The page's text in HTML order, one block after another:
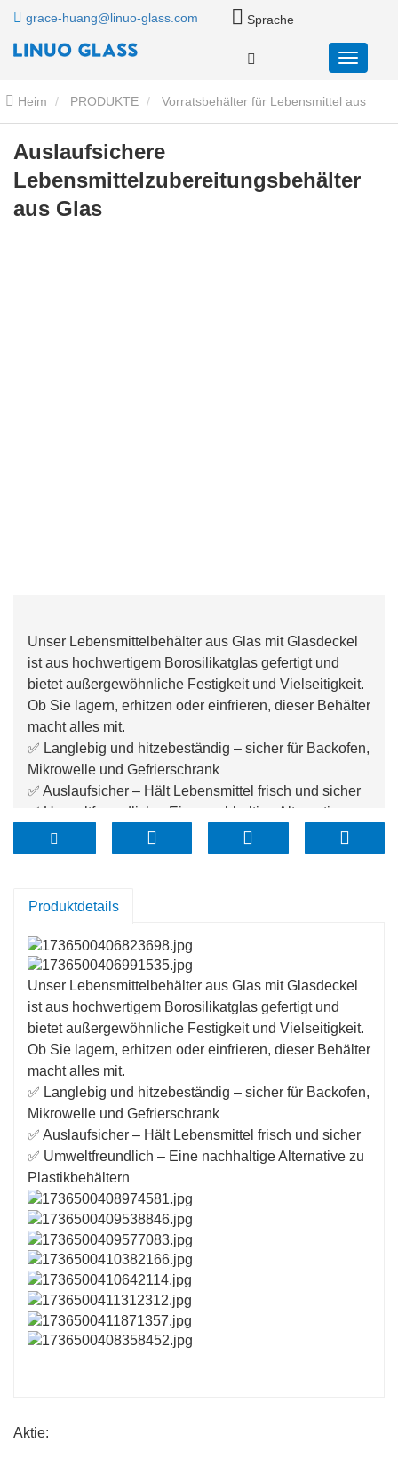
grace-huang@linuo-glass.com Sprache
Heim PRODUKTE Vorratsbehälter für Lebensmittel aus
Glas Frischhaltedosen aus Glas mit Glasdeckel
Auslaufsichere Lebensmittelzubereitungsbehälter aus Glas
Auslaufsichere
Lebensmittelzubereitungsbehälter
aus Glas
Unser Lebensmittelbehälter aus Glas mit Glasdeckel
ist aus hochwertigem Borosilikatglas gefertigt und
bietet außergewöhnliche Festigkeit und Vielseitigkeit.
Ob Sie lagern, erhitzen oder einfrieren, dieser Behälter
macht alles mit.
✅ Langlebig und hitzebeständig – sicher für Backofen,
Mikrowelle und Gefrierschrank
✅ Auslaufsicher – Hält Lebensmittel frisch und sicher
✅ Umweltfreundlich – Eine nachhaltige Alternative zu
Plastikbehältern
Produktdetails
Unser Lebensmittelbehälter aus Glas mit Glasdeckel
ist aus hochwertigem Borosilikatglas gefertigt und
bietet außergewöhnliche Festigkeit und Vielseitigkeit.
Ob Sie lagern, erhitzen oder einfrieren, dieser Behälter
macht alles mit.
✅ Langlebig und hitzebeständig – sicher für Backofen,
Mikrowelle und Gefrierschrank
✅ Auslaufsicher – Hält Lebensmittel frisch und sicher
✅ Umweltfreundlich – Eine nachhaltige Alternative zu
Plastikbehältern
Aktie: